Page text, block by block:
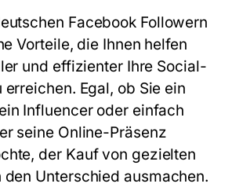
Facebook Followern
Vorteile, die Ihnen helfen
und effizienter Ihre Social-
Egal, ob Sie ein
Influencer oder einfach
seine Online-Präsenz
der Kauf von gezielten
den Unterschied ausmachen.